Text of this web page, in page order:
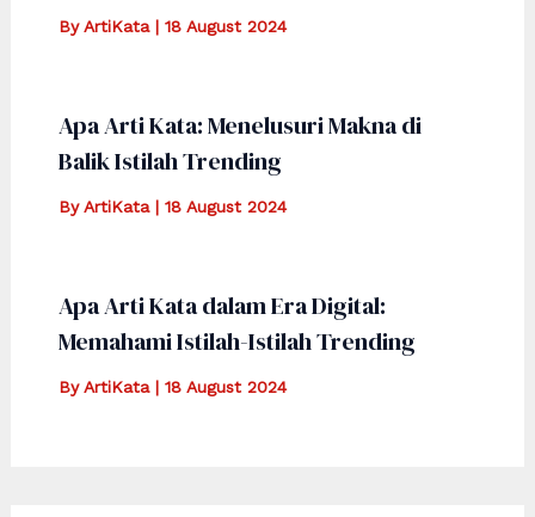
ByArtiKata | 18 August 2024
Apa Arti Kata: Menelusuri Makna di
Balik Istilah Trending
ByArtiKata | 18 August 2024
Apa Arti Kata dalam Era Digital:
Memahami Istilah-Istilah Trending
ByArtiKata | 18 August 2024